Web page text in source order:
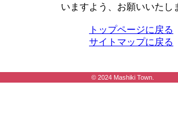
いますよう、お願いいたし
トップページに戻る
サイトマップに戻る
© 2024 Mashiki Town.